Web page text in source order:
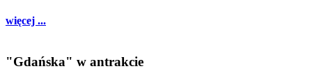
więcej ...
"Gdańska" w antrakcie